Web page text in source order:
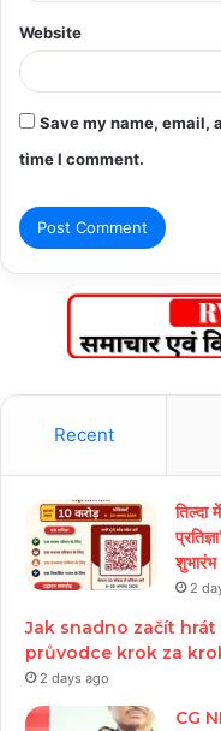
Website
Save my name, email,
time I comment.
Recent
तिल्दा
शुभारंभ
2
Jak snadno začít
průvodce krok za
2 days ago
CG